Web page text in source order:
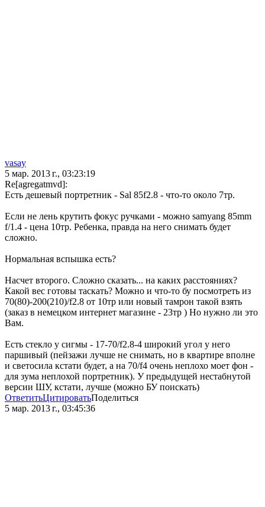
vasay
5 мар. 2013 г., 03:23:19
Re[agregatmvd]:
Есть дешевый портретник - Sal 85f2.8 - что-то около 7тр.
Если не лень крутить фокус ручками - можно samyang 85mm
f/1.4 - цена 10тр. Ребенка, правда на него снимать будет
сложно.
Нормальная вспышка есть?
Насчет второго. Сложно сказать... на каких расстояниях?
Какой вес готовы таскать? Можно и что-то бу посмотреть из
70(80)-200(210)/f2.8 от 10тр или новый тамрон такой взять
(заказ в немецком интернет магазине - 23тр ) Но нужно ли это
Вам.
Есть стекло у сигмы - 17-70/f2.8-4 широкий угол у него
паршивый (пейзажи лучше не снимать, но в квартире вполне
и светосила кстати будет, а на 70/f4 очень неплохо моет фон -
для зума неплохой портретник). У предыдущей нестабнутой
версии ШУ, кстати, лучше (можно БУ поискать)
ОтветитьЦитироватьПоделиться
5 мар. 2013 г., 03:45:36